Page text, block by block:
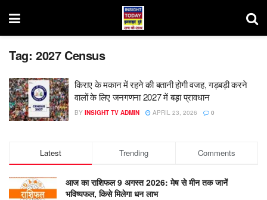
Tag: 2027 Census
किराए के मकान में रहने की बतानी होगी वजह, गड़बड़ी करने
वालों के लिए जनगणना 2027 में बड़ा प्रावधान
BY INSIGHT TV ADMIN APRIL 23, 2026 0
Latest Trending Comments
आज का राशिफल 9 अगस्त 2026: मेष से मीन तक जानें
भविष्यफल, किसे मिलेगा धन लाभ